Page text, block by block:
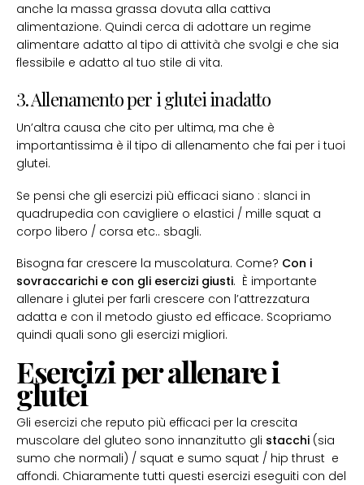
anche la massa grassa dovuta alla cattiva
alimentazione. Quindi cerca di adottare un regime
alimentare adatto al tipo di attività che svolgi e che sia
flessibile e adatto al tuo stile di vita.
3. Allenamento per i glutei inadatto
Un’altra causa che cito per ultima, ma che è
importantissima è il tipo di allenamento che fai per i tuoi
glutei.
Se pensi che gli esercizi più efficaci siano : slanci in
quadrupedia con cavigliere o elastici / mille squat a
corpo libero / corsa etc.. sbagli.
Bisogna far crescere la muscolatura. Come? Con i
sovraccarichi e con gli esercizi giusti. È importante
allenare i glutei per farli crescere con l’attrezzatura
adatta e con il metodo giusto ed efficace. Scopriamo
quindi quali sono gli esercizi migliori.
Esercizi per allenare i
glutei
Gli esercizi che reputo più efficaci per la crescita
muscolare del gluteo sono innanzitutto gli stacchi (sia
sumo che normali) / squat e sumo squat / hip thrust e
affondi. Chiaramente tutti questi esercizi eseguiti con del